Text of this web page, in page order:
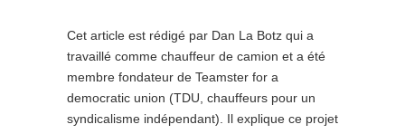
Cet article est rédigé par Dan La Botz qui a
travaillé comme chauffeur de camion et a été
membre fondateur de Teamster for a
democratic union (TDU, chauffeurs pour un
syndicalisme indépendant). Il explique ce projet